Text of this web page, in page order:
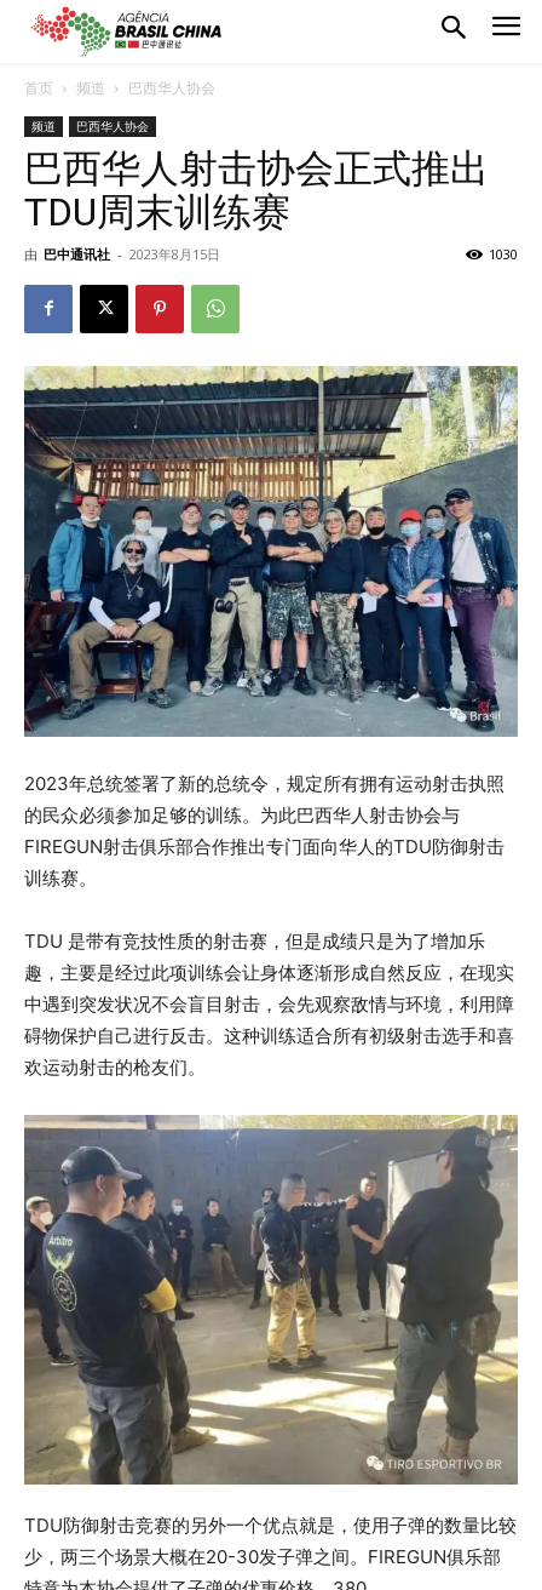
首页 频道 巴西华人协会
频道 巴西华人协会
巴西华人射击协会正式推出
TDU周末训练赛
由 巴中通讯社 - 2023年8月15日 1030
2023年总统签署了新的总统令，规定所有拥有运动射击执照
的民众必须参加足够的训练。为此巴西华人射击协会与
FIREGUN射击俱乐部合作推出专门面向华人的TDU防御射击
训练赛。
TDU 是带有竞技性质的射击赛，但是成绩只是为了增加乐
趣，主要是经过此项训练会让身体逐渐形成自然反应，在现实
中遇到突发状况不会盲目射击，会先观察敌情与环境，利用障
碍物保护自己进行反击。这种训练适合所有初级射击选手和喜
欢运动射击的枪友们。
TDU防御射击竞赛的另外一个优点就是，使用子弹的数量比较
少，两三个场景大概在20-30发子弹之间。FIREGUN俱乐部